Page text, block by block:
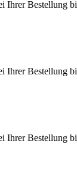
Bestellung
Bestellung
Bestellung